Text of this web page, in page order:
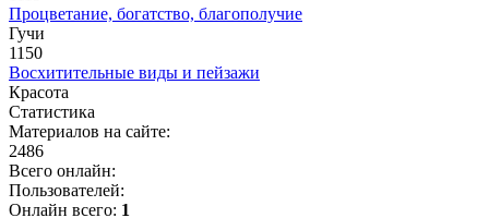
Процветание, богатство, благополучие
Гучи
1150
Восхитительные виды и пейзажи
Красота
Статистика
Материалов на сайте:
2486
Всего онлайн:
Пользователей:
Онлайн всего: 1